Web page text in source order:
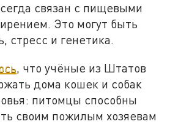
связан с пищевыми
Это могут быть
стресс и генетика.
, что учёные из Штатов
дома кошек и собак
питомцы способны
своим пожилым хозяевам